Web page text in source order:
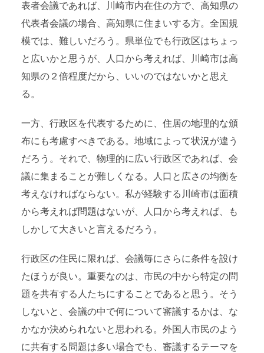
表者会議であれば、川崎市内在住の方で、高知県の
代表者会議の場合、高知県に住まいする方。全国規
模では、難しいだろう。県単位でも行政区はちょっ
と広いかと思うが、人口から考えれば、川崎市は高
知県の２倍程度だから、いいのではないかと思え
る。
一方、行政区を代表するために、住居の地理的な頒
布にも考慮すべきである。地域によって状況が違う
だろう。それで、物理的に広い行政区であれば、会
議に集まることが難しくなる。人口と広さの均衡を
考えなければならない。私が経験する川崎市は面積
から考えれば問題はないが、人口から考えれば、も
しかして大きいと言えるだろう。
行政区の住民に限れば、会議毎にさらに条件を設け
たほうが良い。重要なのは、市民の中から特定の問
題を共有する人たちにすることであると思う。そう
しないと、会議の中で何について審議するかは、な
かなか決められないと思われる。外国人市民のよう
に共有する問題は多い場合でも、審議するテーマを